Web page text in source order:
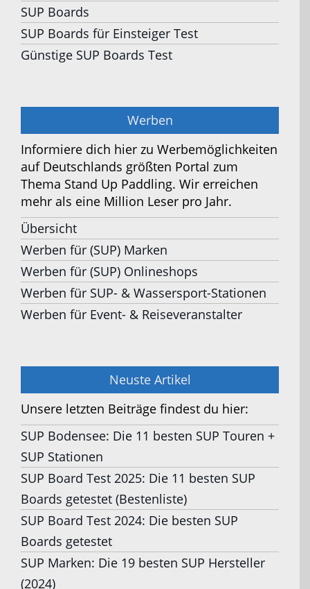
SUP Boards
SUP Boards für Einsteiger Test
Günstige SUP Boards Test
Werben
Informiere dich hier zu Werbemöglichkeiten
auf Deutschlands größten Portal zum
Thema Stand Up Paddling. Wir erreichen
mehr als eine Million Leser pro Jahr.
Übersicht
Werben für (SUP) Marken
Werben für (SUP) Onlineshops
Werben für SUP- & Wassersport-Stationen
Werben für Event- & Reiseveranstalter
Neuste Artikel
Unsere letzten Beiträge findest du hier:
SUP Bodensee: Die 11 besten SUP Touren +
SUP Stationen
SUP Board Test 2025: Die 11 besten SUP
Boards getestet (Bestenliste)
SUP Board Test 2024: Die besten SUP
Boards getestet
SUP Marken: Die 19 besten SUP Hersteller
(2024)